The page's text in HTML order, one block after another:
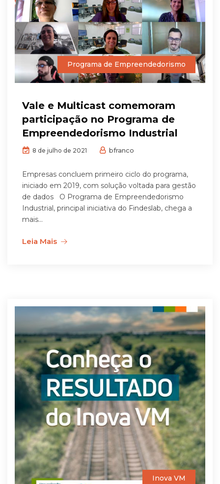
Programa de Empreendedorismo
Vale e Multicast comemoram
participação no Programa de
Empreendedorismo Industrial
8 de julho de 2021 bfranco
Empresas concluem primeiro ciclo do programa,
iniciado em 2019, com solução voltada para gestão
de dados O Programa de Empreendedorismo
Industrial, principal iniciativa do Findeslab, chega a
mais...
Leia Mais
Inova VM